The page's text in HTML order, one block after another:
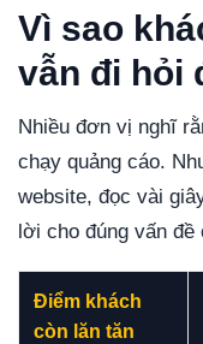
Vì sao
vẫn đi hỏi
Nhiều đơn vị nghĩ
chạy quảng cáo.
website, đọc vài
lời cho đúng vấn đề
Điểm khách
còn lăn tăn